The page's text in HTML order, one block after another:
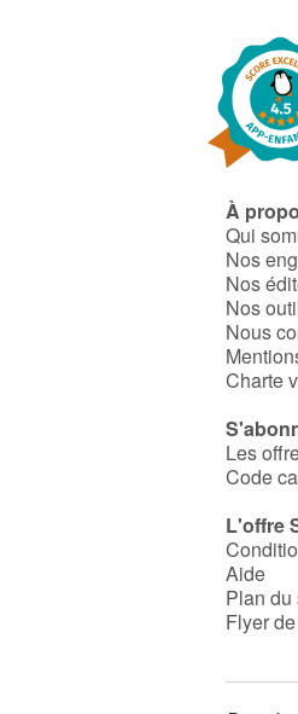
À
Qui
Nos
Nos
Nos
Nous
Charte
Les
Code
L'offre
Aide
Plan du
Flyer